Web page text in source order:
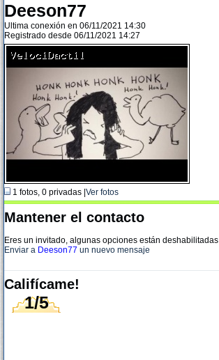
Deeson77
Ultima conexión en 06/11/2021 14:30
Registrado desde 06/11/2021 14:27
1 fotos, 0 privadas | Ver fotos
Mantener el contacto
Eres un invitado, algunas opciones están deshabilitadas
Enviar a Deeson77 un nuevo mensaje
Califícame!
1/5